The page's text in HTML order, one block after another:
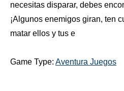
necesitas disparar, debes
¡Algunos enemigos giran, ten
matar ellos y tus e
Game Type: Aventura Juegos